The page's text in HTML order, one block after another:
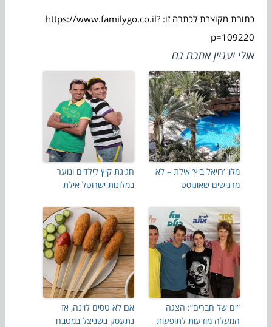
כתובת מקוצרת לכתבה זו: https://www.familygo.co.il?
p=109220
אולי יעניין אתכם גם
מלון ‘רויאל ביץ’ אילת – לא
מרגישים שאוגוסט
חגיגת קיץ לילדים ונוער
במלונות ישרוטל אילת
“ים של חברים”: הצגה
המעלה מודעות לתופעות
אם לא טסים לוינה, אז
נתעסק בשניצל במטבח